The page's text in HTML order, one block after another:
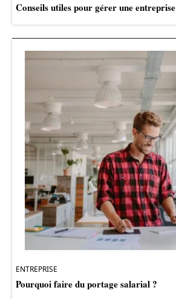
Conseils utiles pour gérer une entreprise
ENTREPRISE
Pourquoi faire du portage salarial ?